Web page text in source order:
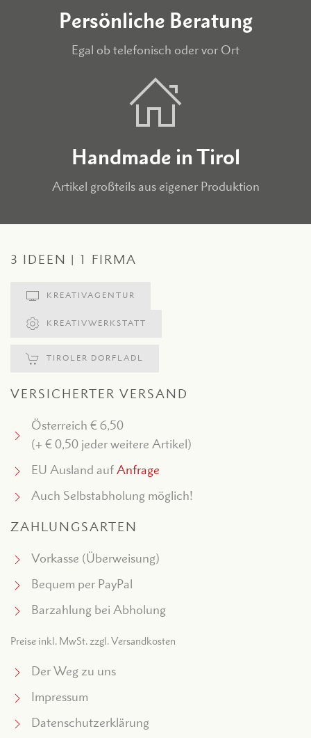
Persönliche Beratung
Egal ob telefonisch oder vor Ort
Handmade in Tirol
Artikel großteils aus eigener Produktion
3 IDEEN | 1 FIRMA
KREATIVAGENTUR
KREATIVWERKSTATT
TIROLER DORFLADL
VERSICHERTER VERSAND
Österreich € 6,50
(+ € 0,50 jeder weitere Artikel)
EU Ausland aufAnfrage
Auch Selbstabholung möglich!
ZAHLUNGSARTEN
Vorkasse (Überweisung)
Bequem per PayPal
Barzahlung bei Abholung
Preise inkl. MwSt. zzgl. Versandkosten
Der Weg zu uns
Impressum
Datenschutzerklärung